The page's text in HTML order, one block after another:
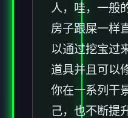
人，哇，一般
房子跟屎一样
以通过挖宝过
道具并且可以
你在一系列干
己，也不断提